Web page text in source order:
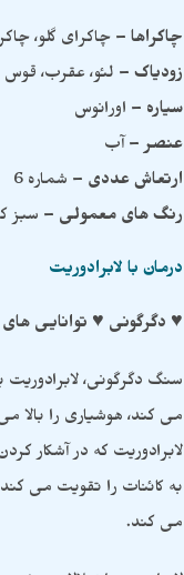
چاکراها – چاکرای گلو،
زودیاک – لئو، عقرب، قوس
سیاره – اورانوس
عنصر – آب
ارتعاش عددی – شماره 6
رنگ های معمولی – سبز
درمان با لابرادوریت
♥ دگرگونی ♥ توانایی
سنگ دگرگونی،
می کند، هوشیاری را بالا
لابرادوریت که در آشکار
به کائنات را تقویت می
می کند.